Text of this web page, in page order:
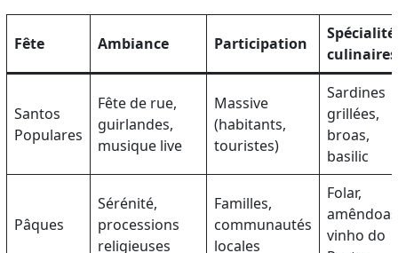
Fête Ambiance Participation
culinaires
Santos
Populares
Fête de rue,
guirlandes,
musique live
Massive
(habitants,
touristes)
Sardines
grillées,
broas,
basilic
Pâques
Sérénité,
processions
religieuses
Familles,
communautés
locales
Folar,
vinho do